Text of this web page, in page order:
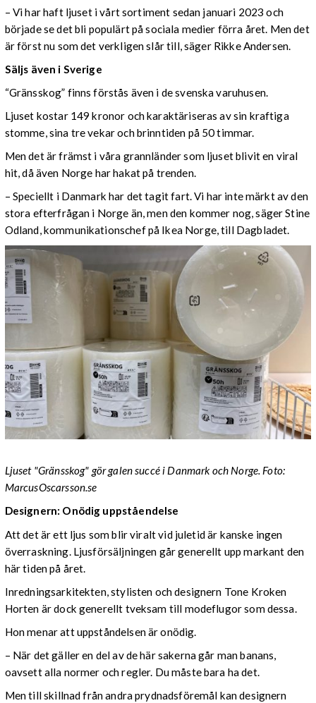
–Vi har haft ljuset i vårt sortiment sedan januari 2023 och
började se det bli populärt på sociala medier förra året. Men det
är först nu som det verkligen slår till, säger Rikke Andersen.
Säljs även i Sverige
“Gränsskog” finns förstås även i de svenska varuhusen.
Ljuset kostar 149 kronor och karaktäriseras av sin kraftiga
stomme, sina tre vekar och brinntiden på 50 timmar.
Men det är främst i våra grannländer som ljuset blivit en viral
hit, då även Norge har hakat på trenden.
– Speciellt i Danmark har det tagit fart. Vi har inte märkt av den
stora efterfrågan i Norge än, men den kommer nog, säger Stine
Odland, kommunikationschef på Ikea Norge, till Dagbladet.
Ljuset "Gränsskog" gör galen succé i Danmark och Norge. Foto:
MarcusOscarsson.se
Designern: Onödig uppståendelse
Att det är ett ljus som blir viralt vid juletid är kanske ingen
överraskning. Ljusförsäljningen går generellt upp markant den
här tiden på året.
Inredningsarkitekten, stylisten och designern Tone Kroken
Horten är dock generellt tveksam till modeflugor som dessa.
Hon menar att uppståndelsen är onödig.
– När det gäller en del av de här sakerna går man banans,
oavsett alla normer och regler. Du måste bara ha det.
Men till skillnad från andra prydnadsföremål kan designern